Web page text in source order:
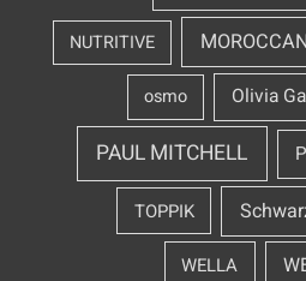
NUTRITIVE
Olivia
osmo
PAUL MITCHELL
TOPPIK
WELLA